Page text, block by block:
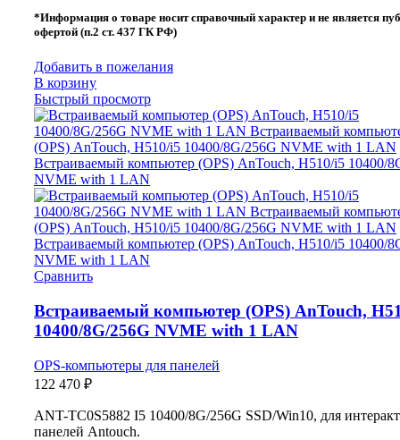
*Информация о товаре носит справочный характер и не является
офертой (п.2 ст. 437 ГК РФ)
Добавить в пожелания
В корзину
Быстрый просмотр
Сравнить
Встраиваемый компьютер (OPS) AnTouch,
10400/8G/256G NVME with 1 LAN
OPS-компьютеры для панелей
122 470 ₽
ANT-TC0S5882 I5 10400/8G/256G SSD/Win10, для
панелей Antouch.